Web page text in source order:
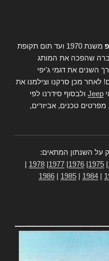
משנת 1970 ועד תום תקופת
שהפכה את המותג
השנים את דגמי ג'יפי
לאחר מכן סרקנו וצילמנו את
Jeep ולבסוף סידרנו לפי
מפרטים טכנים, אביזרים,
על השנתון המתאים:
1975
1976
1977
1978
1984
1985
1986